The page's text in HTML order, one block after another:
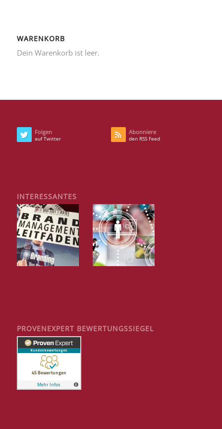
WARENKORB
Dein Warenkorb ist leer.
Folgen
auf Twitter
Abonniere
den RSS Feed
INTERESSANTES
PROVENEXPERT BEWERTUNGSSIEGEL